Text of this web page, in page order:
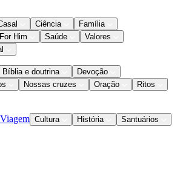
Ciência
Família
Him
Saúde
Valores
Bíblia e doutrina
Devoção
Nossas cruzes Oração
Ritos
Cultura História
Santuários